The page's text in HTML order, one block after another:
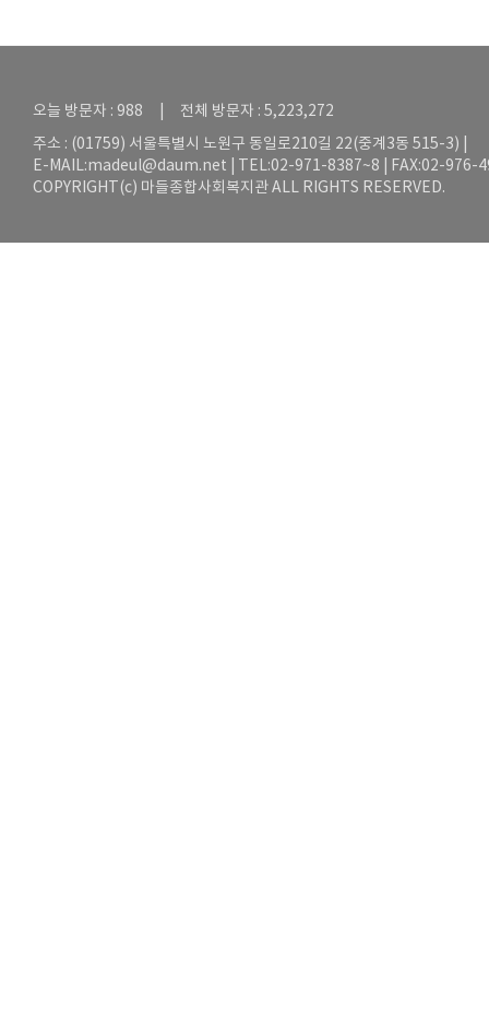
오늘 방문자 : 988 | 전체 방문자 : 5,223,272
주소 : (01759) 서울특별시 노원구 동일로210길 22(중계3동 515-3) |
E-MAIL:madeul@daum.net | TEL:02-971-8387~8 | FAX:02-976-
COPYRIGHT(c) 마들종합사회복지관 ALL RIGHTS RESERVED.